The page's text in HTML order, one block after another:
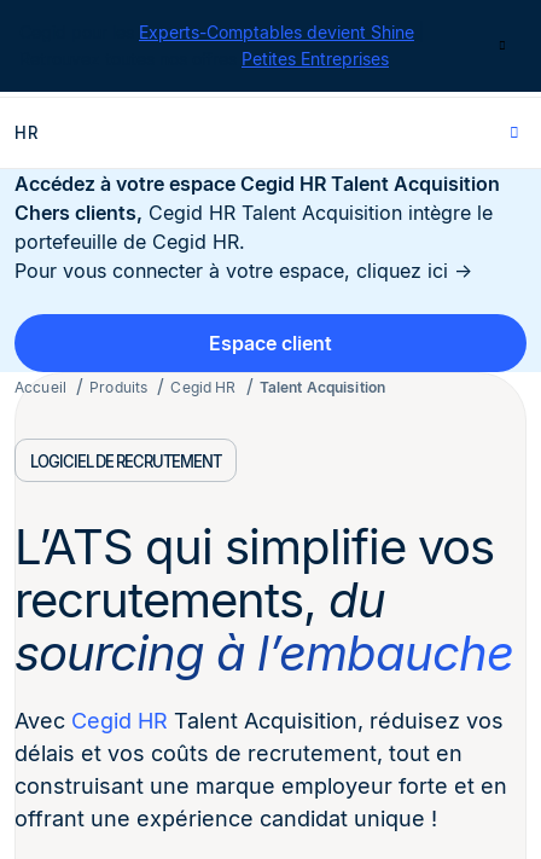
Experts-Comptables devient Shine
Petites Entreprises
HR
Accédez à votre espace Cegid HR Talent Acquisition
Chers clients, Cegid HR Talent Acquisition intègre le
portefeuille de Cegid HR.
Pour vous connecter à votre espace, cliquez ici →
Espace client
Accueil Produits Cegid HR Talent Acquisition
LOGICIEL DE RECRUTEMENT
L’ATS qui simplifie vos
recrutements, du
sourcing à l’embauche
Avec Cegid HR Talent Acquisition, réduisez vos
délais et vos coûts de recrutement, tout en
construisant une marque employeur forte et en
offrant une expérience candidat unique !